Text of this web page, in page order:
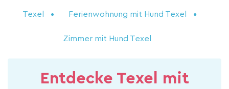
Texel Ferienwohnung mit Hund Texel
Zimmer mit Hund Texel
Entdecke Texel mit